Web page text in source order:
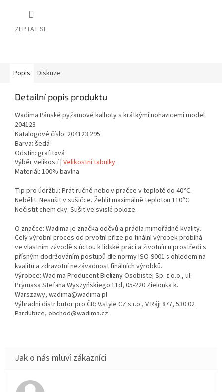
ZEPTAT SE
Popis Diskuze
Detailní popis produktu
Wadima Pánské pyžamové kalhoty s krátkými nohavicemi model
204123
Katalogové číslo: 204123 295
Barva: šedá
Odstín: grafitová
Výběr velikostí | Velikostní tabulky
Materiál: 100% bavlna
Tip pro údržbu: Prát ručně nebo v pračce v teplotě do 40°C.
Nebělit. Nesušit v sušičce. Žehlit maximálně teplotou 110°C.
Nečistit chemicky. Sušit ve svislé poloze.
O značce: Wadima je značka oděvů a prádla mimořádné kvality.
Celý výrobní proces od prvotní příze po finální výrobek probíhá
ve vlastním závodě s úctou k lidské práci a životnímu prostředí s
přísným dodržováním postupů dle normy ISO-9001 s ohledem na
kvalitu a zdravotní nezávadnost finálních výrobků.
Výrobce: Wadima Producent Bielizny Osobistej Sp. z o.o., ul.
Prymasa Stefana Wyszyńskiego 11d, 05-220 Zielonka k.
Warszawy, wadima@wadima.pl
Výhradní distributor pro ČR: V.style CZ s.r.o., V Ráji 877, 530 02
Pardubice, obchod@wadima.cz